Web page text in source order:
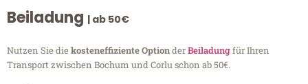
Beiladung | ab 50€
Nutzen Sie diekosteneffiziente OptionderBeiladungfür Ihren
Transport zwischen Bochum und Corlu schon ab 50€.